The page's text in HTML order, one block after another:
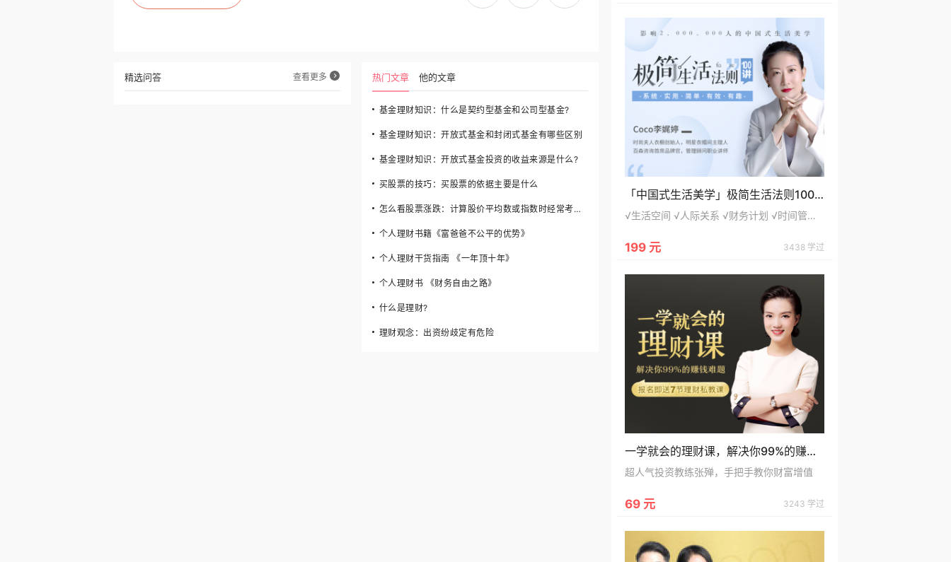
精选问答 查看更多 热门文章 他的文章
基金理财知识：什么是契约型基金和公司型基金?
基金理财知识：开放式基金和封闭式基金有哪些区别
基金理财知识：开放式基金投资的收益来源是什么?
买股票的技巧：买股票的依据主要是什么
怎么看股票涨跌：计算股价平均数或指数时经常考虑的四点
个人理财书籍《富爸爸不公平的优势》
个人理财干货指南 《一年顶十年》
个人理财书 《财务自由之路》
什么是理财?
理财观念：出资纷歧定有危险
「中国式生活美学」极简生活法则100讲
√生活空间 √人际关系 √财务计划 √时间管理 √个人成长
199 元 3438 学过
一学就会的理财课，解决你99%的赚钱难题
超人气投资教练张殚，手把手教你财富增值
69 元 3243 学过